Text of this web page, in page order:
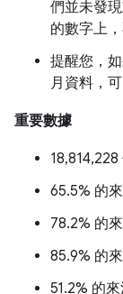
們並未發
的數字上
提醒您，
月資料，
重要數據
65.5% 的
78.2% 的
85.9% 的
51.2% 的